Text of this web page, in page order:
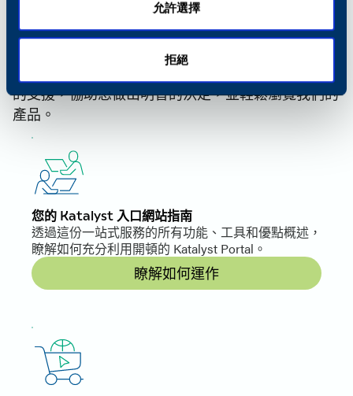
允許選擇
拒絕
尋找更多支援您業務的方式
搜尋其他解決方案
探索更多資源以提升您使用開頓經驗。從我們的線上
目錄導覽到購買說明和常見問題，這些連結提供額外
的支援，協助您做出明智的決定，並輕鬆瀏覽我們的
產品。
您的 Katalyst 入口網站指南
透過這份一站式服務的所有功能、工具和優點概述，
瞭解如何充分利用開頓的 Katalyst Portal。
瞭解如何運作